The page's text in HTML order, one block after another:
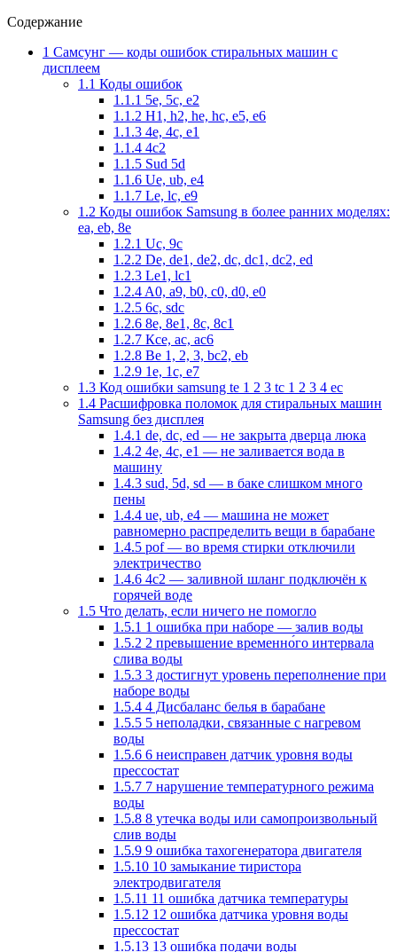
Содержание
1 Самсунг — коды ошибок стиральных машин с
дисплеем
1.1 Коды ошибок
1.1.1 5e, 5c, e2
1.1.2 H1, h2, he, hc, e5, e6
1.1.3 4e, 4c, e1
1.1.4 4c2
1.1.5 Sud 5d
1.1.6 Ue, ub, e4
1.1.7 Le, lc, e9
1.2 Коды ошибок Samsung в более ранних моделях:
ea, eb, 8e
1.2.1 Uc, 9c
1.2.2 De, de1, de2, dc, dc1, dc2, ed
1.2.3 Le1, lc1
1.2.4 A0, a9, b0, c0, d0, e0
1.2.5 6c, sdc
1.2.6 8e, 8e1, 8c, 8c1
1.2.7 Кce, ac, ac6
1.2.8 Be 1, 2, 3, bc2, eb
1.2.9 1e, 1c, e7
1.3 Код ошибки samsung te 1 2 3 tc 1 2 3 4 ec
1.4 Расшифровка поломок для стиральных машин
Samsung без дисплея
1.4.1 de, dc, ed — не закрыта дверца люка
1.4.2 4e, 4c, e1 — не заливается вода в
машину
1.4.3 sud, 5d, sd — в баке слишком много
пены
1.4.4 ue, ub, e4 — машина не может
равномерно распределить вещи в барабане
1.4.5 pof — во время стирки отключили
электричество
1.4.6 4с2 — заливной шланг подключён к
горячей воде
1.5 Что делать, если ничего не помогло
1.5.1 1 ошибка при наборе — залив воды
1.5.2 2 превышение временно́го интервала
слива воды
1.5.3 3 достигнут уровень переполнение при
наборе воды
1.5.4 4 Дисбаланс белья в барабане
1.5.5 5 неполадки, связанные с нагревом
воды
1.5.6 6 неисправен датчик уровня воды
прессостат
1.5.7 7 нарушение температурного режима
воды
1.5.8 8 утечка воды или самопроизвольный
слив воды
1.5.9 9 ошибка тахогенератора двигателя
1.5.10 10 замыкание тиристора
электродвигателя
1.5.11 11 ошибка датчика температуры
1.5.12 12 ошибка датчика уровня воды
прессостат
1.5.13 13 ошибка подачи воды